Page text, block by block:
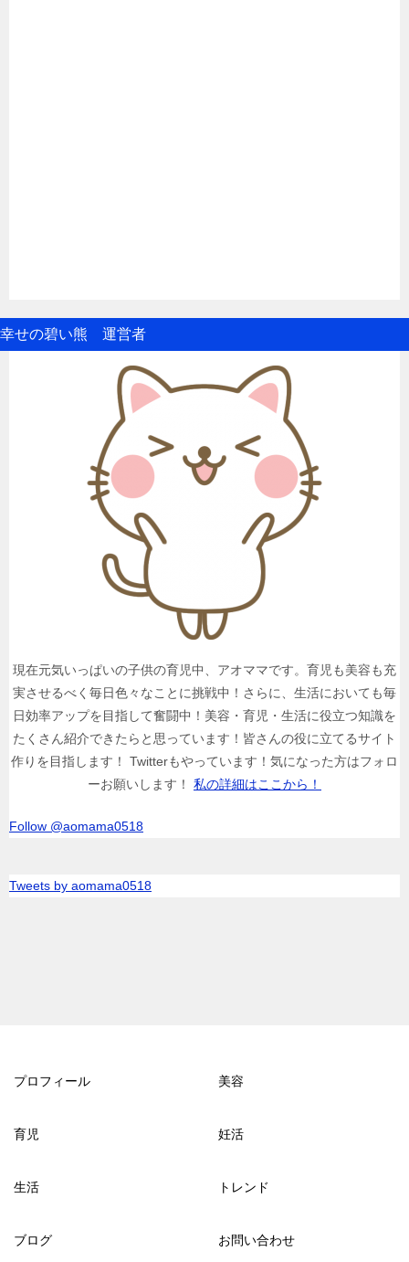
幸せの碧い熊 運営者
現在元気いっぱいの子供の育児中、アオママです。育児も美容も充
実させるべく毎日色々なことに挑戦中！さらに、生活においても毎
日効率アップを目指して奮闘中！美容・育児・生活に役立つ知識を
たくさん紹介できたらと思っています！皆さんの役に立てるサイト
作りを目指します！ Twitterもやっています！気になった方はフォロ
ーお願いします！ 私の詳細はここから！
Follow @aomama0518
Tweets by aomama0518
プロフィール 美容
育児 妊活
生活 トレンド
ブログ お問い合わせ